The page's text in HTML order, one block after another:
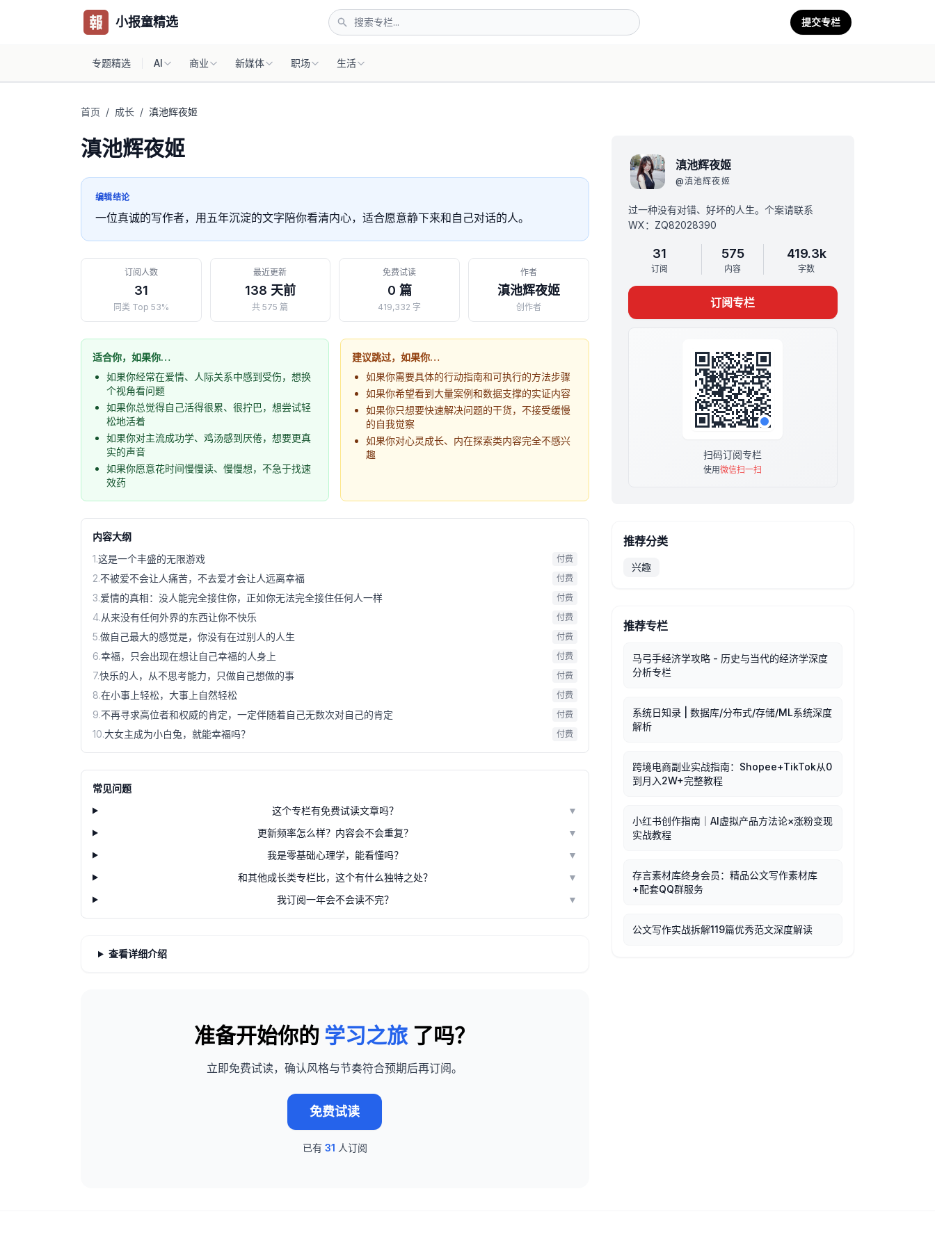
小报童精选 提交专栏
专题精选 AI 商业 新媒体 职场 生活
首页 / 成长 / 滇池辉夜姬
滇池辉夜姬
编辑结论
一位真诚的写作者，用五年沉淀的文字陪你看清内心，适合愿意静下来和自己对话的人。
订阅人数
31
同类 Top 53%
最近更新
138 天前
共 575 篇
免费试读
0 篇
419,332 字
作者
滇池辉夜姬
创作者
适合你，如果你…
如果你经常在爱情、人际关系中感到受伤，想换
个视角看问题
如果你总觉得自己活得很累、很拧巴，想尝试轻
松地活着
如果你对主流成功学、鸡汤感到厌倦，想要更真
实的声音
如果你愿意花时间慢慢读、慢慢想，不急于找速
效药
建议跳过，如果你…
如果你需要具体的行动指南和可执行的方法步骤
如果你希望看到大量案例和数据支撑的实证内容
如果你只想要快速解决问题的干货，不接受缓慢
的自我觉察
如果你对心灵成长、内在探索类内容完全不感兴
趣
内容大纲
1.这是一个丰盛的无限游戏 付费
2.不被爱不会让人痛苦，不去爱才会让人远离幸福 付费
3.爱情的真相：没人能完全接住你，正如你无法完全接住任何人一样 付费
4.从来没有任何外界的东西让你不快乐 付费
5.做自己最大的感觉是，你没有在过别人的人生 付费
6.幸福，只会出现在想让自己幸福的人身上 付费
7.快乐的人，从不思考能力，只做自己想做的事 付费
8.在小事上轻松，大事上自然轻松 付费
9.不再寻求高位者和权威的肯定，一定伴随着自己无数次对自己的肯定 付费
10.大女主成为小白兔，就能幸福吗？ 付费
常见问题
这个专栏有免费试读文章吗？
▼
更新频率怎么样？内容会不会重复？
▼
我是零基础心理学，能看懂吗？
▼
和其他成长类专栏比，这个有什么独特之处？
▼
我订阅一年会不会读不完？
▼
查看详细介绍
准备开始你的 学习之旅 了吗？
立即免费试读，确认风格与节奏符合预期后再订阅。
免费试读
已有 31 人订阅
滇池辉夜姬
@滇池辉夜姬
过一种没有对错、好坏的人生。个案请联系
WX：ZQ82028390
31
订阅
575
内容
419.3k
字数
订阅专栏
扫码订阅专栏
使用微信扫一扫
推荐分类
兴趣
推荐专栏
马弓手经济学攻略 - 历史与当代的经济学深度
分析专栏
系统日知录 | 数据库/分布式/存储/ML系统深度
解析
跨境电商副业实战指南：Shopee+TikTok从0
到月入2W+完整教程
小红书创作指南｜AI虚拟产品方法论×涨粉变现
实战教程
存言素材库终身会员：精品公文写作素材库
+配套QQ群服务
公文写作实战拆解119篇优秀范文深度解读